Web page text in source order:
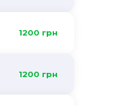
1200 грн
1200 грн